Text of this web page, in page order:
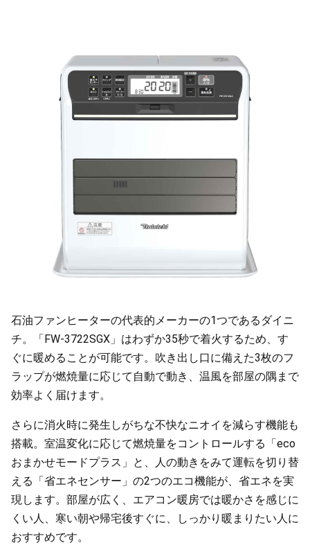
石油ファンヒーターの代表的メーカーの1つであるダイニ
チ。「FW-3722SGX」はわずか35秒で着火するため、す
ぐに暖めることが可能です。吹き出し口に備えた3枚のフ
ラップが燃焼量に応じて自動で動き、温風を部屋の隅まで
効率よく届けます。
さらに消火時に発生しがちな不快なニオイを減らす機能も
搭載。室温変化に応じて燃焼量をコントロールする「eco
おまかせモードプラス」と、人の動きをみて運転を切り替
える「省エネセンサー」の2つのエコ機能が、省エネを実
現します。部屋が広く、エアコン暖房では暖かさを感じに
くい人、寒い朝や帰宅後すぐに、しっかり暖まりたい人に
おすすめです。